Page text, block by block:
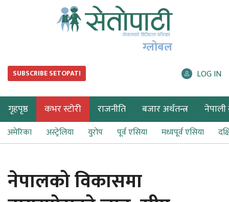
ग्लोबल
SUBSCRIBE SETOPATI LOG IN
गृहपृष्ठ कभर स्टोरी राजनीति बजार अर्थतन्त्र नेपाली
अमेरिका अस्ट्रेलिया युरोप पूर्व एसिया मध्यपूर्व एसिया
नेपालको विकासमा